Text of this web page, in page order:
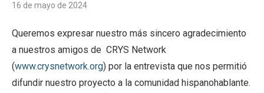
16 de mayo de 2024
Queremos expresar nuestro más sincero agradecimiento
a nuestros amigos de CRYS Network
(www.crysnetwork.org) por la entrevista que nos permitió
difundir nuestro proyecto a la comunidad hispanohablante.